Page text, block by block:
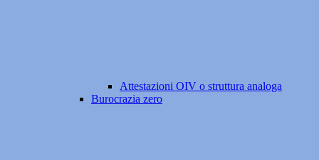
Attestazioni OIV o struttura analoga
Burocrazia zero